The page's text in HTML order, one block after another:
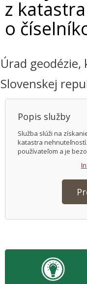
z
o
Úrad
Slovenskej
Popis služby
Služba slúži na
katastra
používateľom a je